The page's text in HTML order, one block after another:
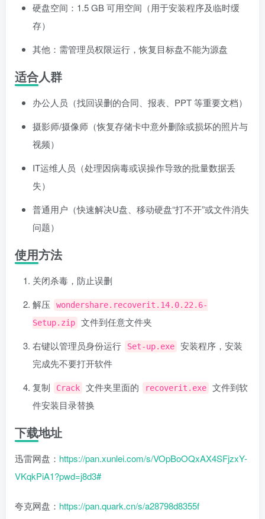
硬盘空间：1.5 GB 可用空间（用于安装程序及临时缓
存）
其他：需管理员权限运行，恢复目标盘不能为源盘
适合人群
办公人员（找回误删的合同、报表、PPT 等重要文档）
摄影师/摄像师（恢复存储卡中意外删除或损坏的照片与
视频）
IT运维人员（处理因病毒或误操作导致的批量数据丢
失）
普通用户（快速解决U盘、移动硬盘“打不开”或文件消失
问题）
使用方法
关闭杀毒，防止误删
解压
wondershare.recoverit.14.0.22.6-
Setup.zip
文件到任意文件夹
右键以管理员身份运行
Set-up.exe
安装程序，安装
完成先不要打开软件
复制
Crack 文件夹里面的 recoverit.exe
文件到软
件安装目录替换
下载地址
迅雷网盘： https://pan.xunlei.com/s/VOpBoOQxAX4SFjzxY-
VKqkPiA1?pwd=j8d3#
夸克网盘： https://pan.quark.cn/s/a28798d8355f